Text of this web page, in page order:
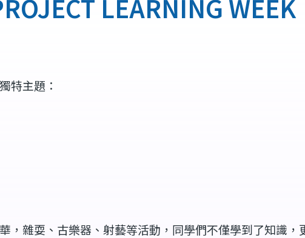
LEARNING WEEK
特主題：
，雜耍、古樂器、射藝等活動，同學們不僅學到了知識，